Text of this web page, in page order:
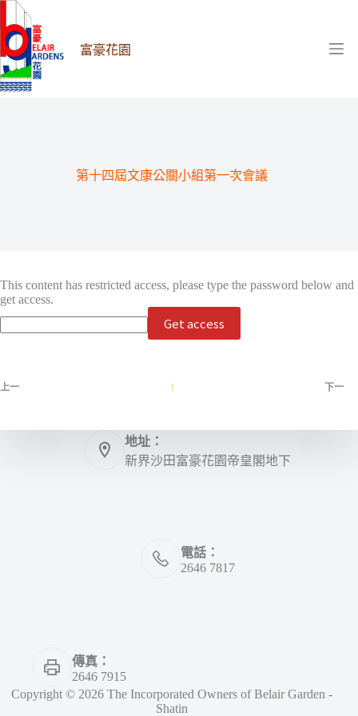
至
主
要
內
富豪花園
第十四屆文康公關小組第一次會議
This content has restricted access, please type the password below and
get access.
上一 下一
地址：
新界沙田富豪花園帝皇閣地下
電話：
2646 7817
傳真：
2646 7915
Copyright © 2026 The Incorporated Owners of Belair Garden -
Shatin